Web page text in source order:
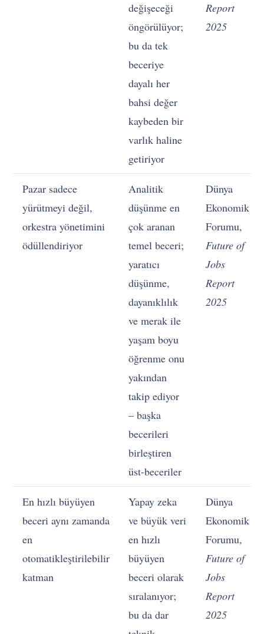
değişeceği
öngörülüyor;
bu da tek
beceriye
dayalı her
bahsi değer
kaybeden bir
varlık haline
getiriyor
Report
2025
Pazar sadece
yürütmeyi değil,
orkestra yönetimini
ödüllendiriyor
Analitik
düşünme en
çok aranan
temel beceri;
yaratıcı
düşünme,
dayanıklılık
ve merak ile
yaşam boyu
öğrenme onu
yakından
takip ediyor
– başka
becerileri
birleştiren
üst-beceriler
Dünya
Ekonomik
Forumu,
Future of
Jobs
Report
2025
En hızlı büyüyen
beceri aynı zamanda
en
otomatikleştirilebilir
katman
Yapay zeka
ve büyük veri
en hızlı
büyüyen
beceri olarak
sıralanıyor;
bu da dar
Dünya
Ekonomik
Forumu,
Future of
Jobs
Report
2025